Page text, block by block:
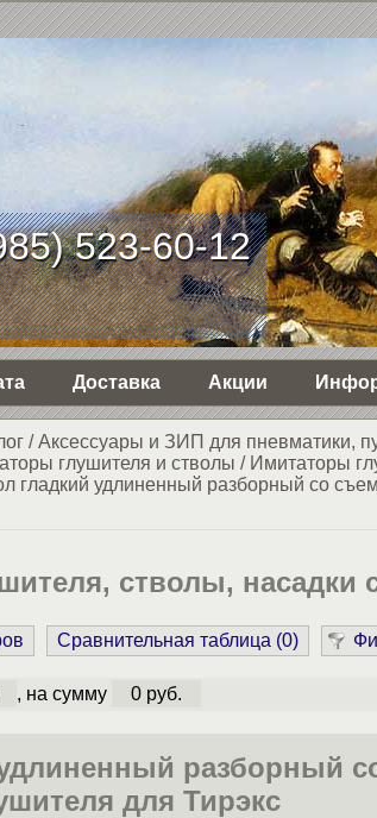
523-60-12
Доставка Акции
/Аксессуары и ЗИП для пневматики,
глушителя и стволы / Имитаторы
гладкий удлиненный разборный со
стволы, насадки
Сравнительная таблица (0)
, на сумму 0 руб.
разборный
для Тирэкс